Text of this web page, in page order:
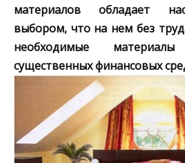
материалов обладает
выбором, что на нем без
необходимые
существенных финансовых